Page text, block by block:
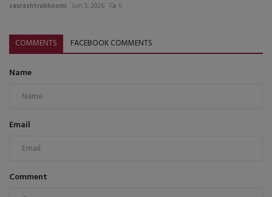
saurashtrabhoomi Jun 3, 2026 0
COMMENTS FACEBOOK COMMENTS
Name
Email
Comment